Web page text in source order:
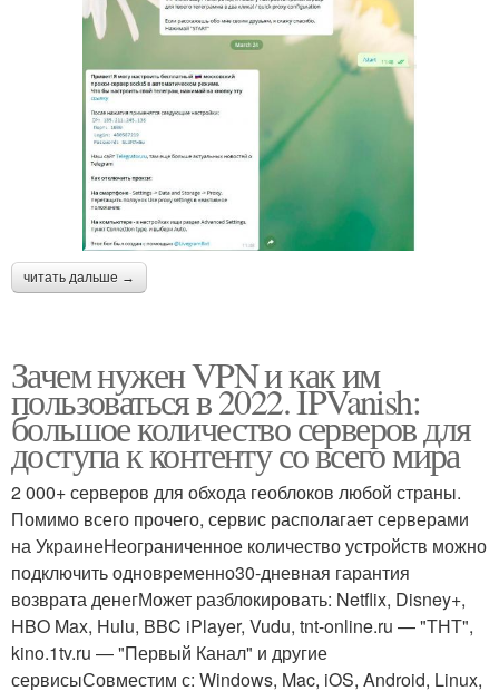
читать дальше →
Зачем нужен VPN и как им
пользоваться в 2022. IPVanish:
большое количество серверов для
доступа к контенту со всего мира
2 000+ серверов для обхода геоблоков любой страны.
Помимо всего прочего, сервис располагает серверами
на УкраинеНеограниченное количество устройств можно
подключить одновременно30-дневная гарантия
возврата денегМожет разблокировать: Netflix, Disney+,
HBO Max, Hulu, BBC iPlayer, Vudu, tnt-online.ru — "ТНТ",
kino.1tv.ru — "Первый Канал" и другие
сервисыСовместим с: Windows, Mac, iOS, Android, Linux,